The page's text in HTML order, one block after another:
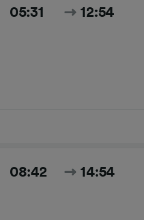
05:31 12:54
08:42 14:54